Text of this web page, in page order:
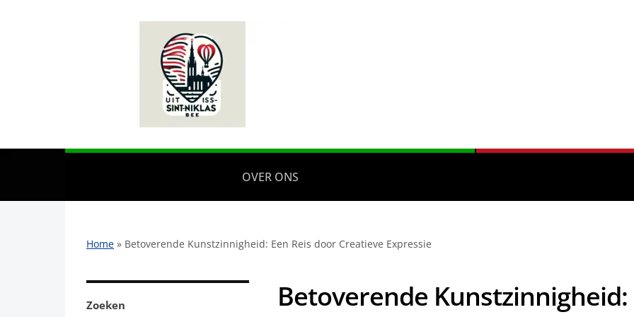
OVER ONS
Home » Betoverende Kunstzinnigheid: Een Reis door Creatieve Expressie
Zoeken
Betoverende Kunstzinnigheid: